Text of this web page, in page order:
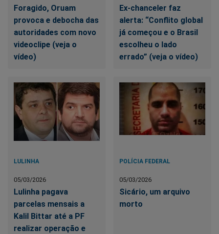
Foragido, Oruam
provoca e debocha das
autoridades com novo
videoclipe (veja o
vídeo)
Ex-chanceler faz
alerta: “Conflito global
já começou e o Brasil
escolheu o lado
errado” (veja o vídeo)
LULINHA
05/03/2026
Lulinha pagava
parcelas mensais a
Kalil Bittar até a PF
realizar operação e
POLÍCIA FEDERAL
05/03/2026
Sicário, um arquivo
morto